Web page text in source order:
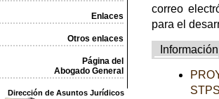
Enlaces
Otros enlaces
Página del
Abogado General
Dirección de Asuntos Jurídicos
correo
para el
Información